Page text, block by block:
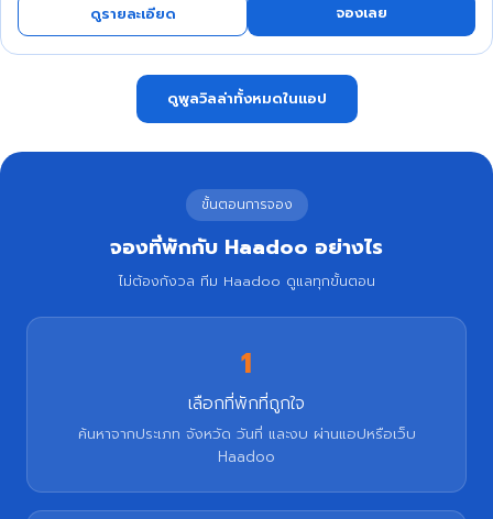
ดูรายละเอียด จองเลย
ดูพูลวิลล่าทั้งหมดในแอป
ขั้นตอนการจอง
จองที่พักกับ Haadoo อย่างไร
ไม่ต้องกังวล ทีม Haadoo ดูแลทุกขั้นตอน
1
เลือกที่พักที่ถูกใจ
ค้นหาจากประเภท จังหวัด วันที่ และงบ ผ่านแอปหรือเว็บ
Haadoo